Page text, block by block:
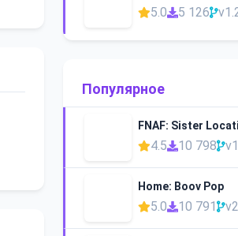
5.0 5 126
Популярное
FNAF: Sister
4.5 10 798
Home: Boov Pop
5.0 10 791